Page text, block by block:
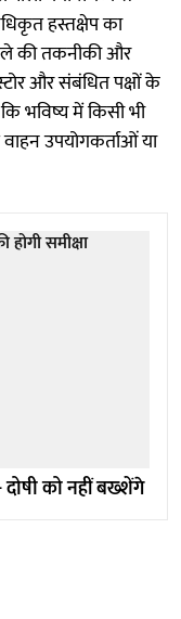
हस्तक्षेप का
की तकनीकी और
और संबंधित पक्षों के
भविष्य में किसी भी
उपयोगकर्ताओं या
दोषी को नहीं बख्शेंगे